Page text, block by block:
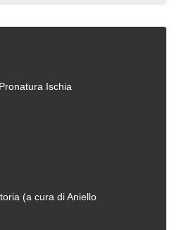
Ischia
(a cura di Aniello